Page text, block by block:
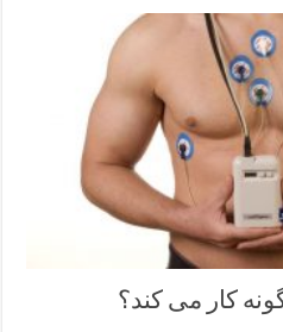
کار می کند؟